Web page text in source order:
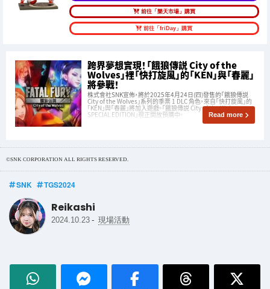
前往「樂天市場」購買
前往「friDay」購買
跨界夢想實現！「餓狼傳説 City of the
Wolves」裡「快打旋風」的「KEN」與「春麗」
將參戰！
株式會社SNK宣佈，將於2025年4月24日(四)發售的「餓狼傳説
City of the Wolves」系列的季票 1 DLC 角色，來自「快打旋風」的
「KEN」與「春麗」將加入遊戲。「餓狼傳説 City of the Wolves
SPECIAL EDITION」現正開放預購中。 Read more
©SNK CORPORATION ALL RIGHTS RESERVED.
SNK TGS2024
Reikashi
2024.10.23 - 現場活動